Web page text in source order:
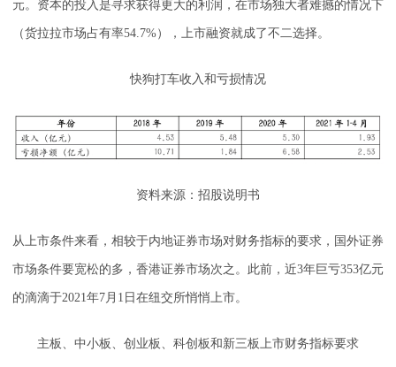
元。资本的投入是寻求获得更大的利润，在市场独大者难撼的情况下
（货拉拉市场占有率54.7%），上市融资就成了不二选择。
快狗打车收入和亏损情况
资料来源：招股说明书
从上市条件来看，相较于内地证券市场对财务指标的要求，国外证券
市场条件要宽松的多，香港证券市场次之。此前，近3年巨亏353亿元
的滴滴于2021年7月1日在纽交所悄悄上市。
主板、中小板、创业板、科创板和新三板上市财务指标要求